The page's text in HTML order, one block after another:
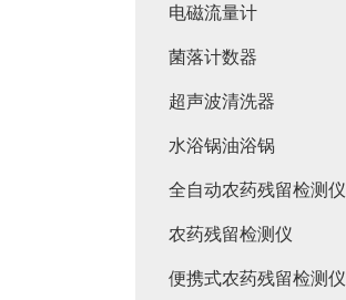
电磁流量计
菌落计数器
超声波清洗器
水浴锅油浴锅
全自动农药残留检测仪
农药残留检测仪
便携式农药残留检测仪